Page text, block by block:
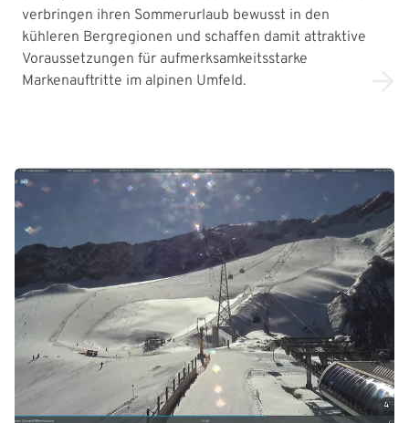
verbringen ihren Sommerurlaub bewusst in den
kühleren Bergregionen und schaffen damit attraktive
Voraussetzungen für aufmerksamkeitsstarke
Markenauftritte im alpinen Umfeld.